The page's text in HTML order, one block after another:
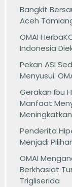
Bangkit
Aceh
OMAI
Indonesia
Pekan ASI
Menyusui.
Gerakan Ibu
Manfaat
Meningkatkan
Penderita
Menjadi
OMAI
Berkhasiat
Trigliserida